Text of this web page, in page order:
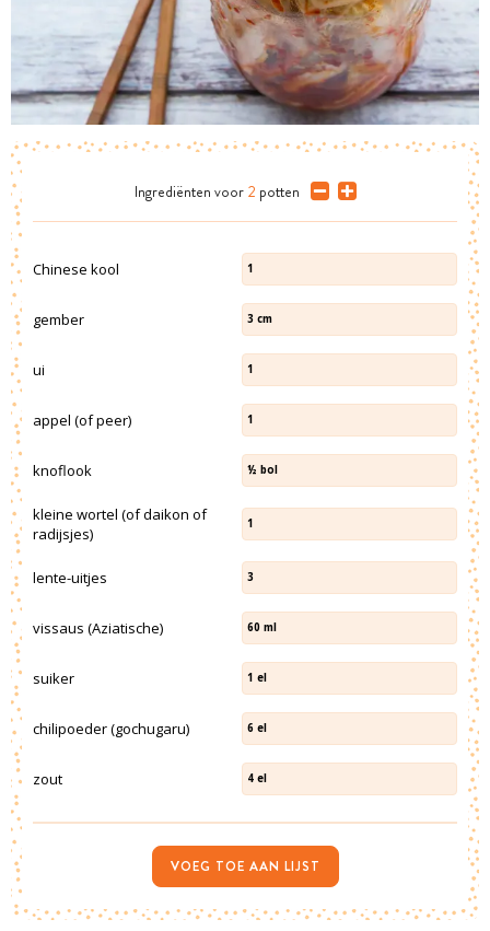
Ingrediënten voor 2 potten
Chinese kool 1
gember 3 cm
ui 1
appel (of peer) 1
knoflook ½ bol
kleine wortel (of daikon of
radijsjes)
1
lente-uitjes 3
vissaus (Aziatische) 60 ml
suiker 1 el
chilipoeder (gochugaru) 6 el
zout 4 el
VOEG TOE AAN LIJST